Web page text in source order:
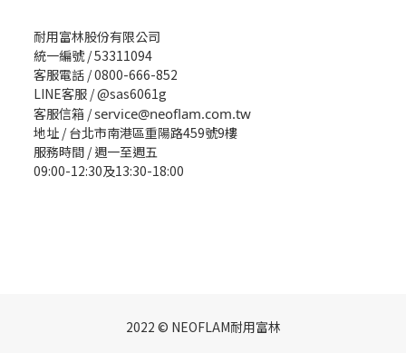
耐用富林股份有限公司
統一編號 / 53311094
客服電話 / 0800-666-852
LINE客服 / @sas6061g
客服信箱 /service@neoflam.com.tw
地址 / 台北市南港區重陽路459號9樓
服務時間 / 週一至週五
09:00-12:30及13:30-18:00
2022 © NEOFLAM耐用富林